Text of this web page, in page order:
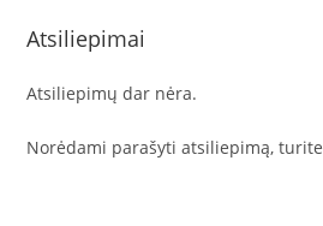
Atsiliepimai
Atsiliepimų dar nėra.
Norėdami parašyti atsiliepimą, turite